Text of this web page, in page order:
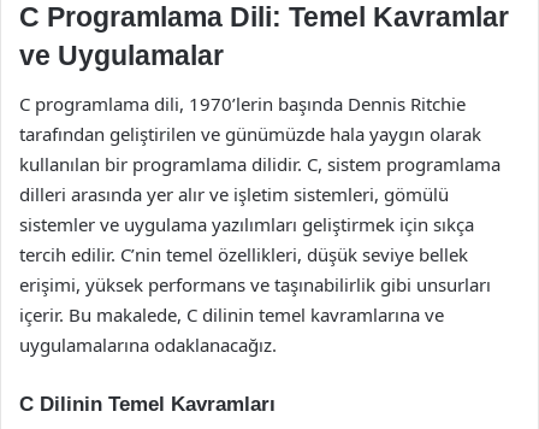
C Programlama Dili: Temel Kavramlar
ve Uygulamalar
C programlama dili, 1970’lerin başında Dennis Ritchie
tarafından geliştirilen ve günümüzde hala yaygın olarak
kullanılan bir programlama dilidir. C, sistem programlama
dilleri arasında yer alır ve işletim sistemleri, gömülü
sistemler ve uygulama yazılımları geliştirmek için sıkça
tercih edilir. C’nin temel özellikleri, düşük seviye bellek
erişimi, yüksek performans ve taşınabilirlik gibi unsurları
içerir. Bu makalede, C dilinin temel kavramlarına ve
uygulamalarına odaklanacağız.
C Dilinin Temel Kavramları